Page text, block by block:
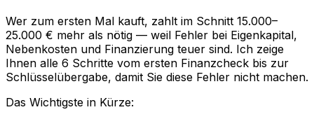
Wer zum ersten Mal kauft, zahlt im Schnitt 15.000–
25.000 € mehr als nötig — weil Fehler bei Eigenkapital,
Nebenkosten und Finanzierung teuer sind. Ich zeige
Ihnen alle 6 Schritte vom ersten Finanzcheck bis zur
Schlüsselübergabe, damit Sie diese Fehler nicht machen.
Das Wichtigste in Kürze: